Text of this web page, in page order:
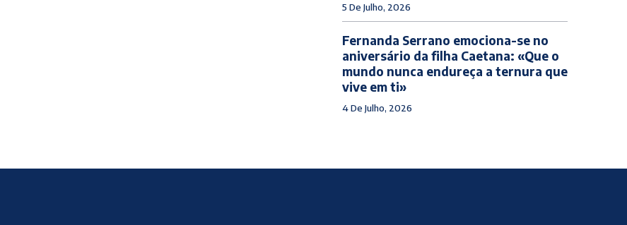
5 De Julho, 2026
Fernanda Serrano emociona-se no
aniversário da filha Caetana: «Que o
mundo nunca endureça a ternura que
vive em ti»
4 De Julho, 2026